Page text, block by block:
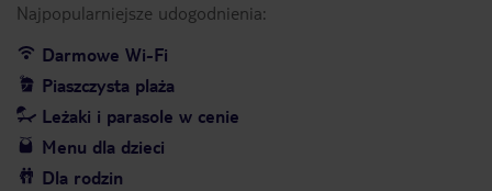
Najpopularniejsze udogodnienia:
Darmowe Wi-Fi
Piaszczysta plaża
Leżaki i parasole w cenie
Menu dla dzieci
Dla rodzin